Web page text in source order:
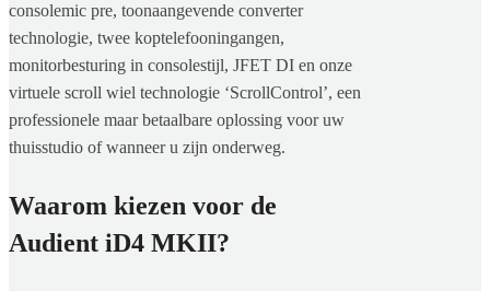
consolemic pre, toonaangevende converter
technologie, twee koptelefooningangen,
monitorbesturing in consolestijl, JFET DI en onze
virtuele scroll wiel technologie ‘ScrollControl’, een
professionele maar betaalbare oplossing voor uw
thuisstudio of wanneer u zijn onderweg.
Waarom kiezen voor de
Audient iD4 MKII?